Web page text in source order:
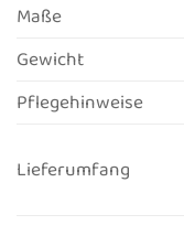
Maße
Gewicht
Pflegehinweise
Lieferumfang